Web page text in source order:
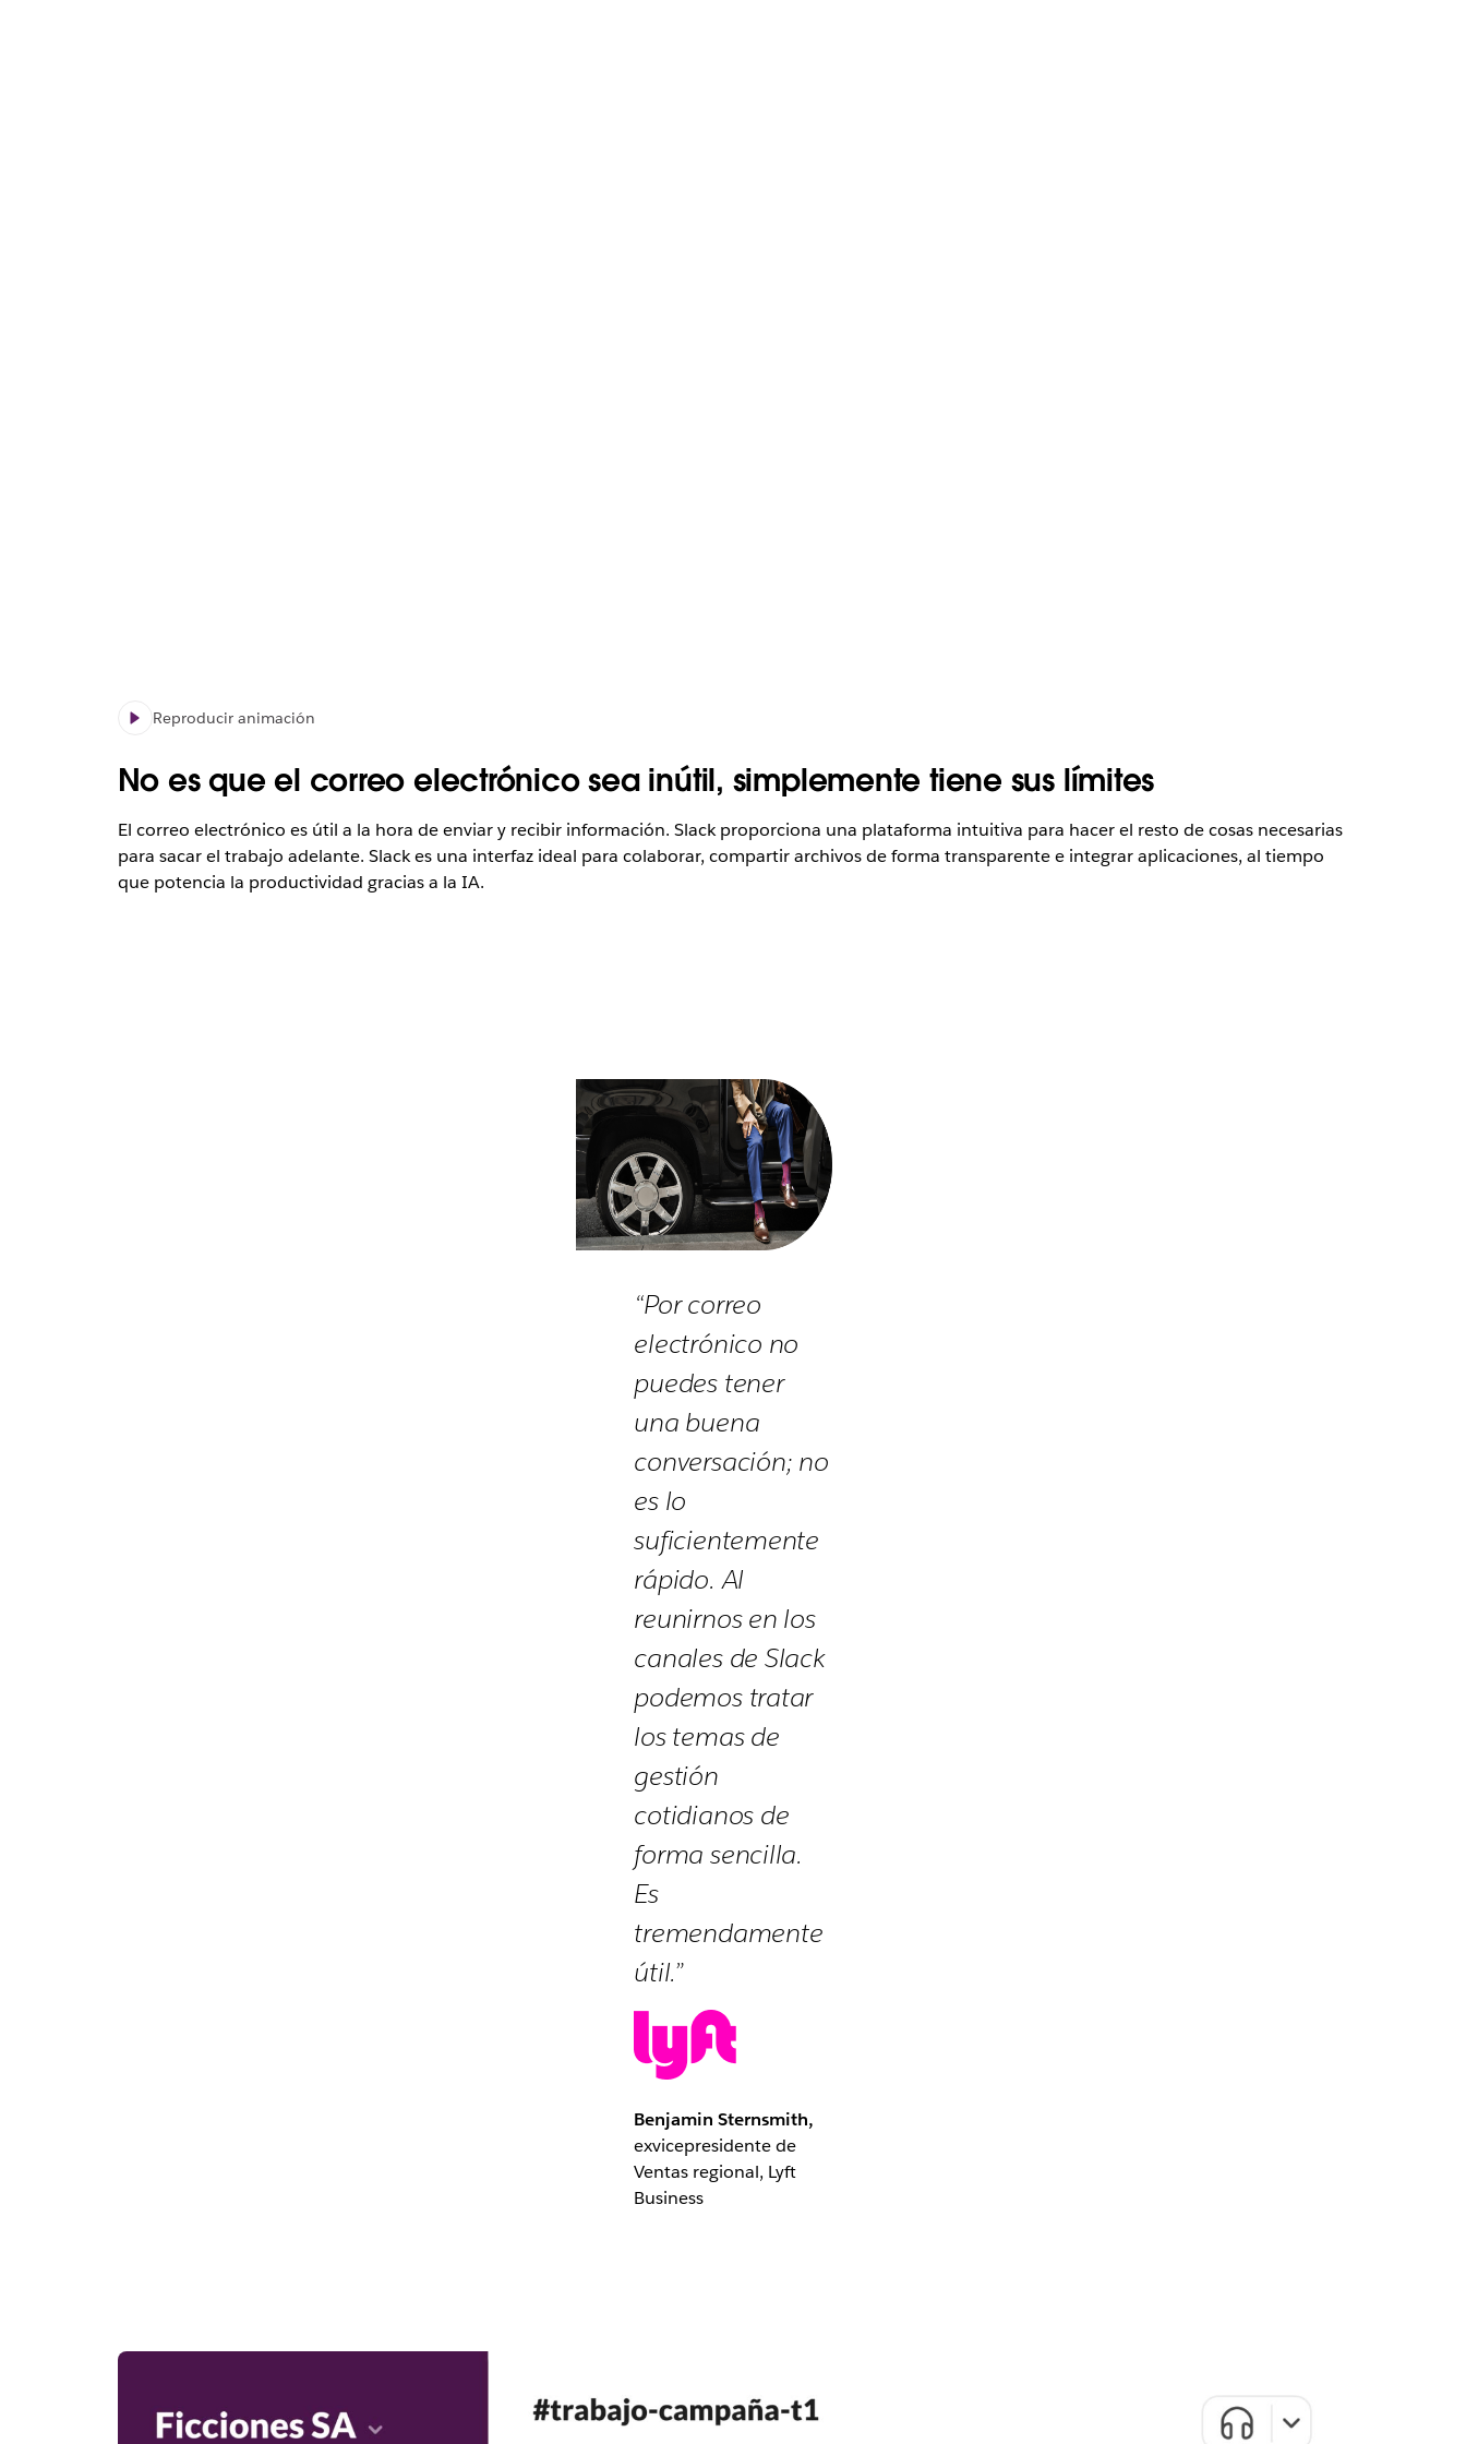
Reproducir animación
No es que el correo electrónico sea inútil, simplemente tiene sus límites
El correo electrónico es útil a la hora de enviar y recibir información. Slack proporciona una plataforma intuitiva para hacer el resto de cosas necesarias
para sacar el trabajo adelante. Slack es una interfaz ideal para colaborar, compartir archivos de forma transparente e integrar aplicaciones, al tiempo
que potencia la productividad gracias a la IA.
“Por correo
electrónico no
puedes tener
una buena
conversación; no
es lo
suficientemente
rápido. Al
reunirnos en los
canales de Slack
podemos tratar
los temas de
gestión
cotidianos de
forma sencilla.
Es
tremendamente
útil.”
Benjamin Sternsmith,
exvicepresidente de
Ventas regional, Lyft
Business